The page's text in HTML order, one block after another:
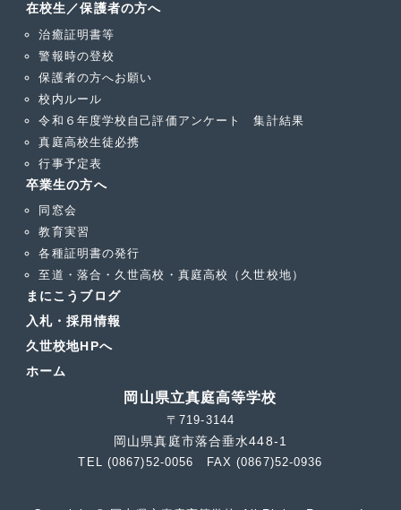
在校生／保護者の方へ
治癒証明書等
警報時の登校
保護者の方へお願い
校内ルール
令和６年度学校自己評価アンケート 集計結果
真庭高校生徒必携
行事予定表
卒業生の方へ
同窓会
教育実習
各種証明書の発行
至道・落合・久世高校・真庭高校（久世校地）
まにこうブログ
入札・採用情報
久世校地HPへ
ホーム
岡山県立真庭高等学校
〒719-3144
岡山県真庭市落合垂水448-1
TEL (0867)52-0056 FAX (0867)52-0936